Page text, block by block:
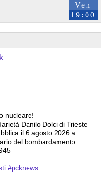
Ven
19:00
nucleare!
Danilo Dolci di Trieste
il 6 agosto 2026 a
del bombardamento
#pcknews